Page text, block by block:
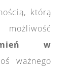
którą
w
ważnego